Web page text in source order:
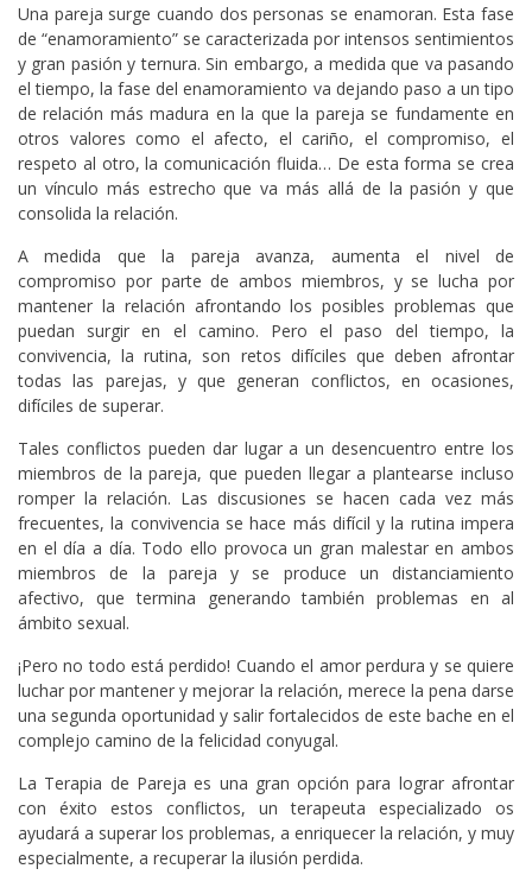
Una pareja surge cuando dos personas se enamoran. Esta fase
de “enamoramiento” se caracterizada por intensos sentimientos
y gran pasión y ternura. Sin embargo, a medida que va pasando
el tiempo, la fase del enamoramiento va dejando paso a un tipo
de relación más madura en la que la pareja se fundamente en
otros valores como el afecto, el cariño, el compromiso, el
respeto al otro, la comunicación fluida… De esta forma se crea
un vínculo más estrecho que va más allá de la pasión y que
consolida la relación.
A medida que la pareja avanza, aumenta el nivel de
compromiso por parte de ambos miembros, y se lucha por
mantener la relación afrontando los posibles problemas que
puedan surgir en el camino. Pero el paso del tiempo, la
convivencia, la rutina, son retos difíciles que deben afrontar
todas las parejas, y que generan conflictos, en ocasiones,
difíciles de superar.
Tales conflictos pueden dar lugar a un desencuentro entre los
miembros de la pareja, que pueden llegar a plantearse incluso
romper la relación. Las discusiones se hacen cada vez más
frecuentes, la convivencia se hace más difícil y la rutina impera
en el día a día. Todo ello provoca un gran malestar en ambos
miembros de la pareja y se produce un distanciamiento
afectivo, que termina generando también problemas en al
ámbito sexual.
¡Pero no todo está perdido! Cuando el amor perdura y se quiere
luchar por mantener y mejorar la relación, merece la pena darse
una segunda oportunidad y salir fortalecidos de este bache en el
complejo camino de la felicidad conyugal.
La Terapia de Pareja es una gran opción para lograr afrontar
con éxito estos conflictos, un terapeuta especializado os
ayudará a superar los problemas, a enriquecer la relación, y muy
especialmente, a recuperar la ilusión perdida.